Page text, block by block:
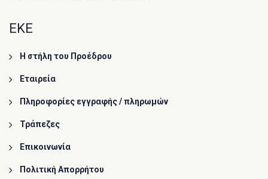
ΕΚΕ
Η στήλη του Προέδρου
Εταιρεία
Πληροφορίες εγγραφής / πληρωμών
Τράπεζες
Επικοινωνία
Πολιτική Απορρήτου